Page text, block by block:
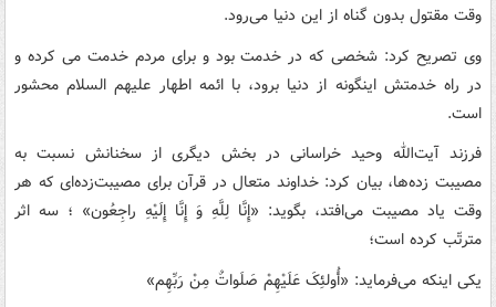
وقت مقتول بدون گناه از این دنیا می‌رود.
وی تصریح کرد: شخصی که در خدمت بود و برای مردم خدمت می کرده و
در راه خدمتش اینگونه از دنیا برود، با ائمه اطهار علیهم السلام محشور
است.
فرزند آیت‌الله وحید خراسانی در بخش دیگری از سخنانش نسبت به
مصیبت زده‌ها، بیان کرد: خداوند متعال در قرآن برای مصیبت‌زده‌ای که هر
وقت یاد مصیبت می‌افتد، بگوید: «إِنَّا لِلَّهِ وَ إِنَّا إِلَیْهِ راجِعُون» ‏؛ سه اثر
مترتّب کرده است؛
یکی اینکه می‌فرماید: «أُولئِکَ عَلَیْهِمْ صَلَواتٌ مِنْ رَبِّهِم‏»